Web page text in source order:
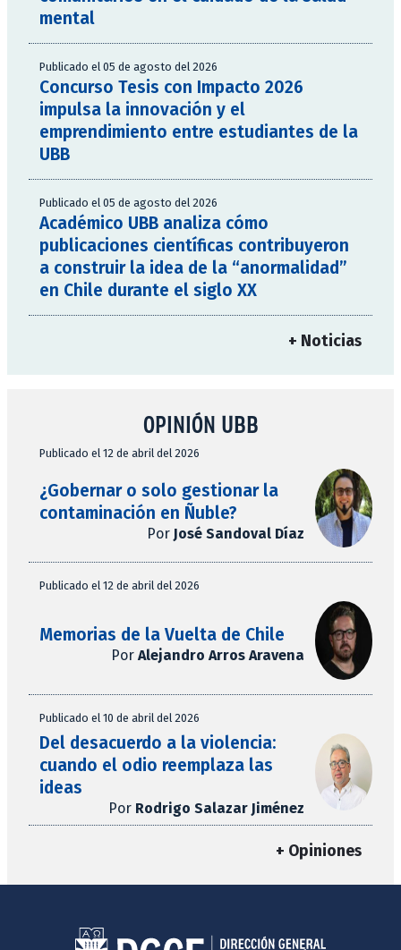
mental
Publicado el 05 de agosto del 2026
Concurso Tesis con Impacto 2026
impulsa la innovación y el
emprendimiento entre estudiantes de la
UBB
Publicado el 05 de agosto del 2026
Académico UBB analiza cómo
publicaciones científicas contribuyeron
a construir la idea de la “anormalidad”
en Chile durante el siglo XX
+ Noticias
OPINIÓN UBB
Publicado el 12 de abril del 2026
¿Gobernar o solo gestionar la
contaminación en Ñuble?
Por José Sandoval Díaz
Publicado el 12 de abril del 2026
Memorias de la Vuelta de Chile
Por Alejandro Arros Aravena
Publicado el 10 de abril del 2026
Del desacuerdo a la violencia:
cuando el odio reemplaza las
ideas
Por Rodrigo Salazar Jiménez
+ Opiniones